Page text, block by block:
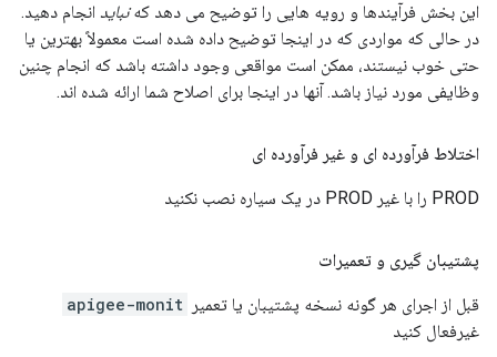
این بخش فرآیندها و رویه هایی را توضیح می دهد کهنباید انجام دهید.
در حالی که مواردی که در اینجا توضیح داده شده است معمولاً بهترین یا
حتی خوب نیستند، ممکن است مواقعی وجود داشته باشد که انجام چنین
وظایفی مورد نیاز باشد. آنها در اینجا برای اصلاح شما ارائه شده اند.
اختلاط فرآورده ای و غیر فرآورده ای
PROD را با غیر PROD در یک سیاره نصب نکنید
پشتیبان گیری و تعمیرات
قبل از اجرای هر گونه نسخه پشتیبان یا تعمیر apigee-monit
غیرفعال کنید